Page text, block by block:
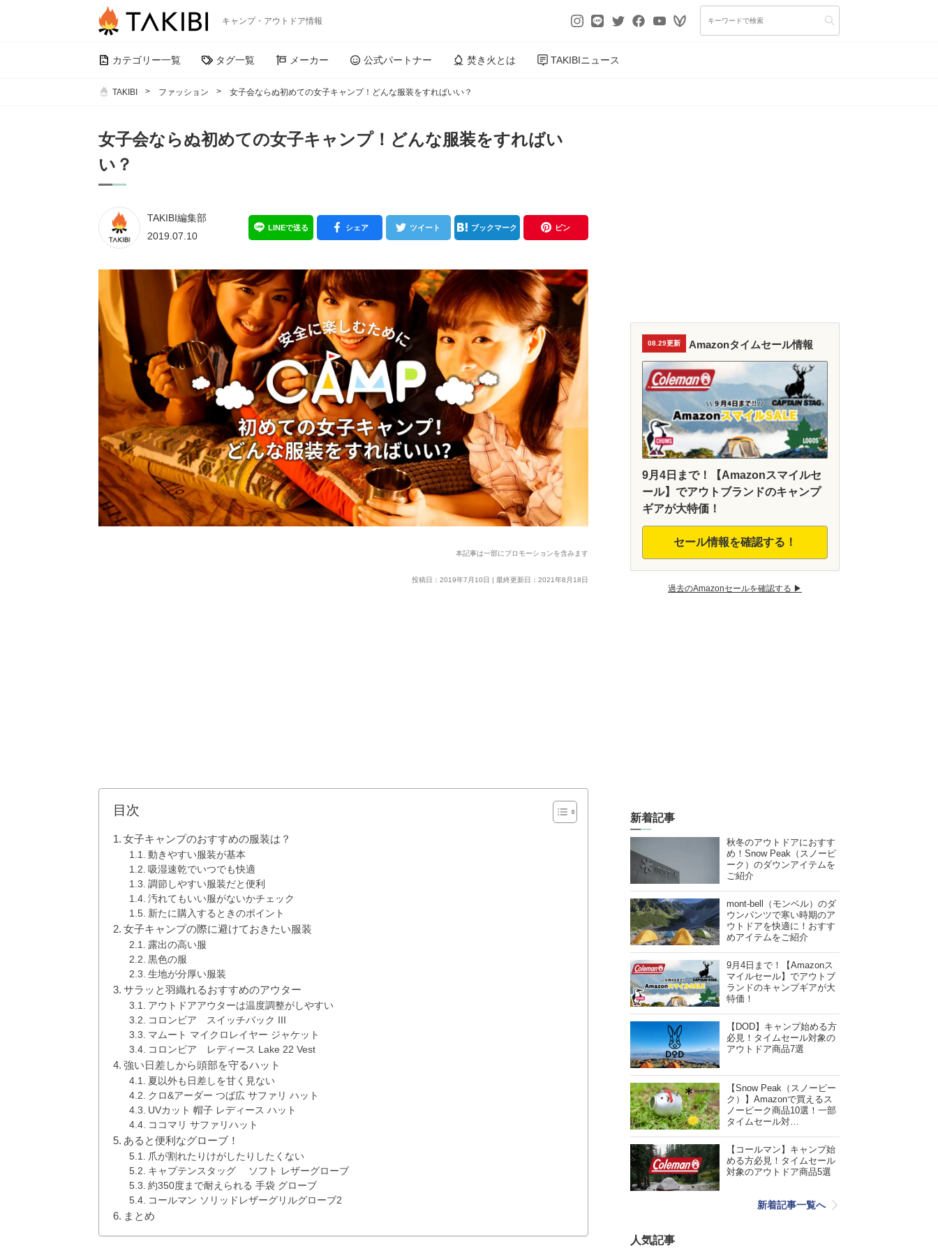
キャンプ・アウトドア情報
カテゴリー一覧 タグ一覧 メーカー 公式パートナー 焚き火とは TAKIBIニュース
TAKIBI ファッション 女子会ならぬ初めての女子キャンプ！どんな服装をすればいい？
女子会ならぬ初めての女子キャンプ！どんな服装をすればい
い？
TAKIBI編集部
2019.07.10
LINEで送る シェア ツイート ブックマーク ピン
本記事は一部にプロモーションを含みます
投稿日：2019年7月10日 | 最終更新日：2021年8月18日
目次
女子キャンプのおすすめの服装は？
動きやすい服装が基本
吸湿速乾でいつでも快適
調節しやすい服装だと便利
汚れてもいい服がないかチェック
新たに購入するときのポイント
女子キャンプの際に避けておきたい服装
露出の高い服
黒色の服
生地が分厚い服装
サラッと羽織れるおすすめのアウター
アウトドアアウターは温度調整がしやすい
コロンビア スイッチバック III
マムート マイクロレイヤー ジャケット
コロンビア レディース Lake 22 Vest
強い日差しから頭部を守るハット
夏以外も日差しを甘く見ない
クロ&アーダー つば広 サファリ ハット
UVカット 帽子 レディース ハット
ココマリ サファリハット
あると便利なグローブ！
爪が割れたりけがしたりしたくない
キャプテンスタッグ ソフト レザーグローブ
約350度まで耐えられる 手袋 グローブ
コールマン ソリッドレザーグリルグローブ2
まとめ
08.29更新 Amazonタイムセール情報
9月4日まで！【Amazonスマイルセ
ール】でアウトブランドのキャンプ
ギアが大特価！
セール情報を確認する！
過去のAmazonセールを確認する ▶︎
新着記事
秋冬のアウトドアにおすす
め！Snow Peak（スノーピ
ーク）のダウンアイテムを
ご紹介
mont-bell（モンベル）のダ
ウンパンツで寒い時期のア
ウトドアを快適に！おすす
めアイテムをご紹介
9月4日まで！【Amazonス
マイルセール】でアウトブ
ランドのキャンプギアが大
特価！
【DOD】キャンプ始める方
必見！タイムセール対象の
アウトドア商品7選
【Snow Peak（スノーピー
ク）】Amazonで買えるス
ノーピーク商品10選！一部
タイムセール対…
【コールマン】キャンプ始
める方必見！タイムセール
対象のアウトドア商品5選
新着記事一覧へ
人気記事